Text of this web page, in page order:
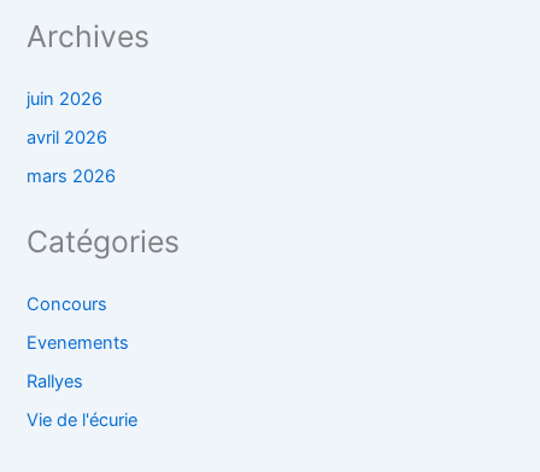
Archives
juin 2026
avril 2026
mars 2026
Catégories
Concours
Evenements
Rallyes
Vie de l'écurie